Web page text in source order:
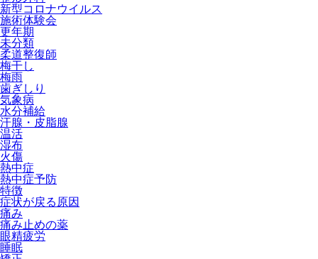
新型コロナウイルス
施術体験会
更年期
未分類
柔道整復師
梅干し
梅雨
歯ぎしり
気象病
水分補給
汗腺・皮脂腺
温活
湿布
火傷
熱中症
熱中症予防
特徴
症状が戻る原因
痛み
痛み止めの薬
眼精疲労
睡眠